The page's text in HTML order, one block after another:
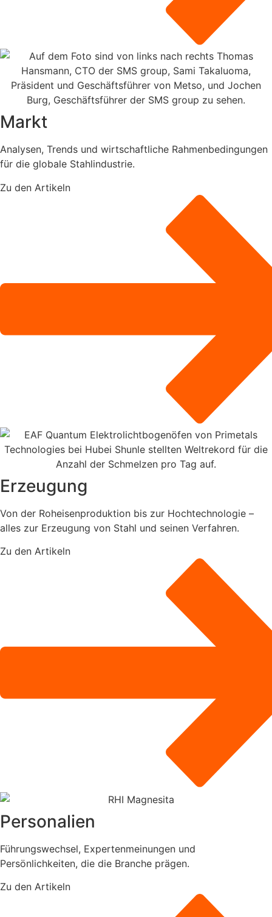
Markt
Analysen, Trends und wirtschaftliche Rahmenbedingungen
für die globale Stahlindustrie.
Zu den Artikeln
Erzeugung
Von der Roheisenproduktion bis zur Hochtechnologie –
alles zur Erzeugung von Stahl und seinen Verfahren.
Zu den Artikeln
Personalien
Führungswechsel, Expertenmeinungen und
Persönlichkeiten, die die Branche prägen.
Zu den Artikeln